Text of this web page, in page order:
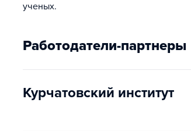
ученых.
Работодатели-партнеры
Курчатовский институт